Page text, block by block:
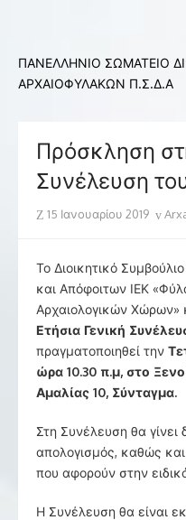
ΠΑΝΕΛΛΗΝΙΟ ΣΩΜΑΤΕΙΟ
ΑΡΧΑΙΟΦΥΛΑΚΩΝ Π.Σ.Δ.Α
Πρόσκληση
Συνέλευση
Posted
15 Ιανουαρίου 2019
Το Διοικητικό
και Απόφοιτων ΙΕΚ
Αρχαιολογικών Χώρων»
Ετήσια Γενική
πραγματοποιηθεί την
ώρα 10.30 π.μ, στο
Αμαλίας 10, Σύνταγμα.
Στη Συνέλευση θα γίνει
απολογισμός, καθώς
που αφορούν στην
Η Συνέλευση θα είναι